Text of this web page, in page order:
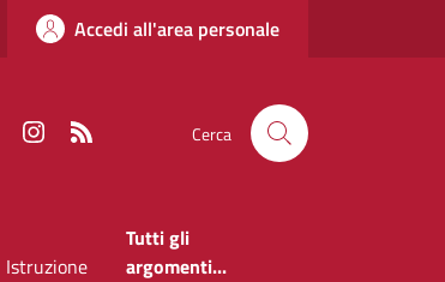
Accedi all'area personale
YoutubeInstagram Cerca
Istruzione
Tutti gli
argomenti...